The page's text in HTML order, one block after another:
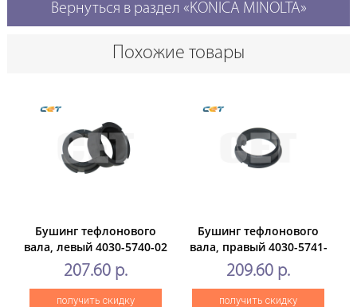
Вернуться в раздел «KONICA MINOLTA»
Похожие товары
Бушинг тефлонового
вала, левый 4030-5740-02
для KONICAMINOLTA
Bizhub 200/250/350 (CET),
CET7347
207.60 р.
получить скидку
Бушинг тефлонового
вала, правый 4030-5741-
02 для KONICAMINOLTA
Bizhub 200/250/350 (CET),
CET7254
209.60 р.
получить скидку